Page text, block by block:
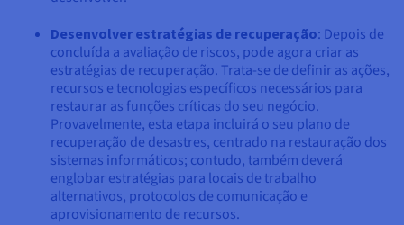
Desenvolver estratégias de recuperação: Depois de
concluída a avaliação de riscos, pode agora criar as
estratégias de recuperação. Trata-se de definir as ações,
recursos e tecnologias específicos necessários para
restaurar as funções críticas do seu negócio.
Provavelmente, esta etapa incluirá o seu plano de
recuperação de desastres, centrado na restauração dos
sistemas informáticos; contudo, também deverá
englobar estratégias para locais de trabalho
alternativos, protocolos de comunicação e
aprovisionamento de recursos.